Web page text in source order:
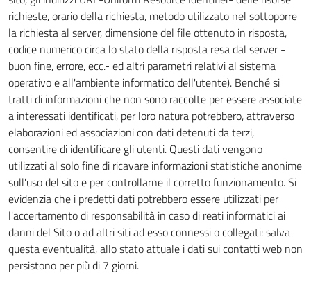
richieste, orario della richiesta, metodo utilizzato nel sottoporre
la richiesta al server, dimensione del file ottenuto in risposta,
codice numerico circa lo stato della risposta resa dal server -
buon fine, errore, ecc.- ed altri parametri relativi al sistema
operativo e all'ambiente informatico dell'utente). Benché si
tratti di informazioni che non sono raccolte per essere associate
a interessati identificati, per loro natura potrebbero, attraverso
elaborazioni ed associazioni con dati detenuti da terzi,
consentire di identificare gli utenti. Questi dati vengono
utilizzati al solo fine di ricavare informazioni statistiche anonime
sull'uso del sito e per controllarne il corretto funzionamento. Si
evidenzia che i predetti dati potrebbero essere utilizzati per
l'accertamento di responsabilità in caso di reati informatici ai
danni del Sito o ad altri siti ad esso connessi o collegati: salva
questa eventualità, allo stato attuale i dati sui contatti web non
persistono per più di 7 giorni.